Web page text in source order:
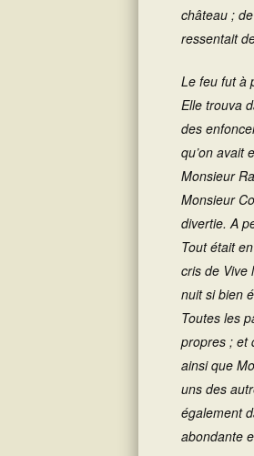
château ;
ressentait
Le feu fut à
Elle trouva
des
qu’on avait
Monsieur
Monsieur
divertie. A
Tout était
cris de Vive
nuit si bien
Toutes les
propres ; et
ainsi que
uns des
également
abondante